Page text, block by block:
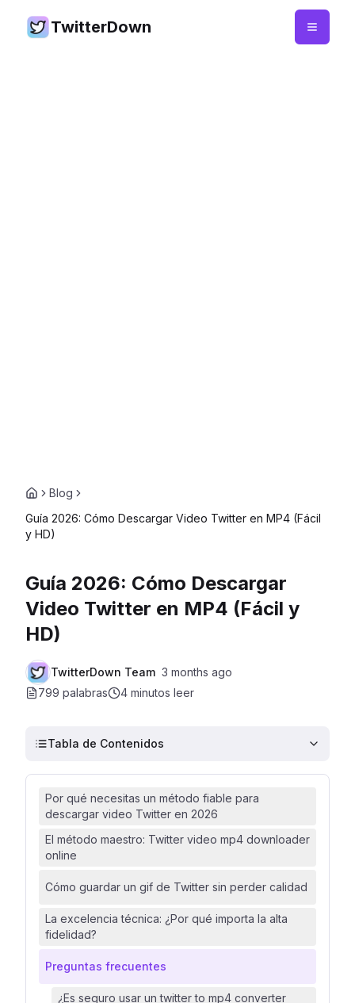
TwitterDown
Blog
Guía 2026: Cómo Descargar Video Twitter en MP4 (Fácil
y HD)
Guía 2026: Cómo Descargar
Video Twitter en MP4 (Fácil y
HD)
TwitterDown Team 3 months ago
799 palabras
4 minutos leer
Tabla de Contenidos
Por qué necesitas un método fiable para
descargar video Twitter en 2026
El método maestro: Twitter video mp4 downloader
online
Cómo guardar un gif de Twitter sin perder calidad
La excelencia técnica: ¿Por qué importa la alta
fidelidad?
Preguntas frecuentes
¿Es seguro usar un twitter to mp4 converter